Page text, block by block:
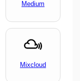
Medium
Mixcloud